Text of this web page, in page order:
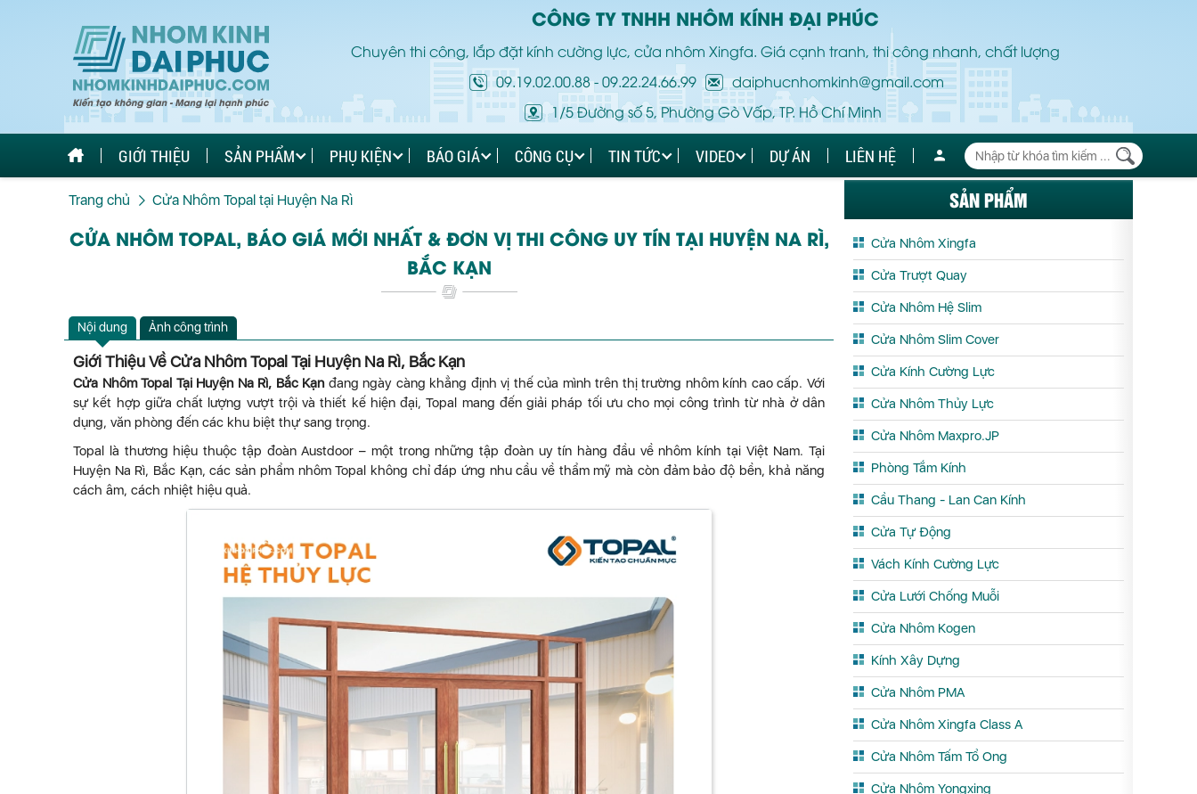
CÔNG TY TNHH NHÔM KÍNH ĐẠI PHÚC
Chuyên thi công, lắp đặt kính cường lực, cửa nhôm Xingfa. Giá cạnh tranh, thi công nhanh, chất lượng
09.19.02.00.88-09.22.24.66.99
daiphucnhomkinh@gmail.com
1/5 Đường số 5, Phường Gò Vấp, TP. Hồ Chí Minh
GIỚI THIỆU SẢN PHẨM PHỤ KIỆN BÁO GIÁ CÔNG CỤ TIN TỨC VIDEO DỰ ÁN LIÊN HỆ
Trang chủ Cửa Nhôm Topal tại Huyện Na Rì
CỬA NHÔM TOPAL, BÁO GIÁ MỚI NHẤT & ĐƠN VỊ THI CÔNG UY TÍN TẠI HUYỆN NA RÌ,
BẮC KẠN
Nội dung Ảnh công trình
Giới Thiệu Về Cửa Nhôm Topal Tại Huyện Na Rì, Bắc Kạn
Cửa Nhôm Topal Tại Huyện Na Rì, Bắc Kạnđang ngày càng khẳng định vị thế của mình trên thị trường nhôm kính cao cấp. Với
sự kết hợp giữa chất lượng vượt trội và thiết kế hiện đại, Topal mang đến giải pháp tối ưu cho mọi công trình từ nhà ở dân
dụng, văn phòng đến các khu biệt thự sang trọng.
Topal là thương hiệu thuộc tập đoàn Austdoor – một trong những tập đoàn uy tín hàng đầu về nhôm kính tại Việt Nam. Tại
Huyện Na Rì, Bắc Kạn, các sản phẩm nhôm Topal không chỉ đáp ứng nhu cầu về thẩm mỹ mà còn đảm bảo độ bền, khả năng
cách âm, cách nhiệt hiệu quả.
SẢN PHẨM
Cửa Nhôm Xingfa
Cửa Trượt Quay
Cửa Nhôm Hệ Slim
Cửa Nhôm Slim Cover
Cửa Kính Cường Lực
Cửa Nhôm Thủy Lực
Cửa Nhôm Maxpro.JP
Phòng Tắm Kính
Cầu Thang - Lan Can Kính
Cửa Tự Động
Vách Kính Cường Lực
Cửa Lưới Chống Muỗi
Cửa Nhôm Kogen
Kính Xây Dựng
Cửa Nhôm PMA
Cửa Nhôm Xingfa Class A
Cửa Nhôm Tấm Tổ Ong
Cửa Nhôm Yongxing